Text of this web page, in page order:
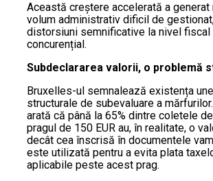
Această creștere accelerată a generat
volum administrativ dificil de
distorsiuni semnificative la nivel fiscal
concurențial.
Subdeclararea valorii, o problemă
Bruxelles-ul semnalează existența
structurale de subevaluare a
arată că până la 65% dintre coletele
pragul de 150 EUR au, în realitate, o
decât cea înscrisă în documentele
este utilizată pentru a evita plata
aplicabile peste acest prag.